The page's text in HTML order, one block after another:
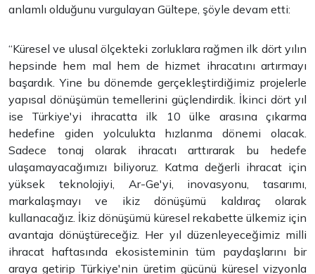
anlamlı olduğunu vurgulayan Gültepe, şöyle devam etti:
“Küresel ve ulusal ölçekteki zorluklara rağmen ilk dört yılın
hepsinde hem mal hem de hizmet ihracatını artırmayı
başardık. Yine bu dönemde gerçekleştirdiğimiz projelerle
yapısal dönüşümün temellerini güçlendirdik. İkinci dört yıl
ise Türkiye'yi ihracatta ilk 10 ülke arasına çıkarma
hedefine giden yolculukta hızlanma dönemi olacak.
Sadece tonaj olarak ihracatı arttırarak bu hedefe
ulaşamayacağımızı biliyoruz. Katma değerli ihracat için
yüksek teknolojiyi, Ar-Ge'yi, inovasyonu, tasarımı,
markalaşmayı ve ikiz dönüşümü kaldıraç olarak
kullanacağız. İkiz dönüşümü küresel rekabette ülkemiz için
avantaja dönüştüreceğiz. Her yıl düzenleyeceğimiz milli
ihracat haftasında ekosisteminin tüm paydaşlarını bir
araya getirip Türkiye'nin üretim gücünü küresel vizyonla